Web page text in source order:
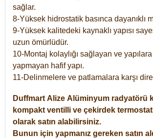
sağlar.
8-Yüksek hidrostatik basınca dayanıklı
9-Yüksek kalitedeki kaynaklı yapısı
uzun ömürlüdür.
10-Montaj kolaylığı sağlayan ve
yapmayan hafif yapı.
11-Delinmelere ve patlamalara karşı
Duffmart Alize Alüminyum radyatörü
kompakt ventilli ve çekirdek
olarak satın alabilirsiniz.
Bunun için yapmanız gereken satın